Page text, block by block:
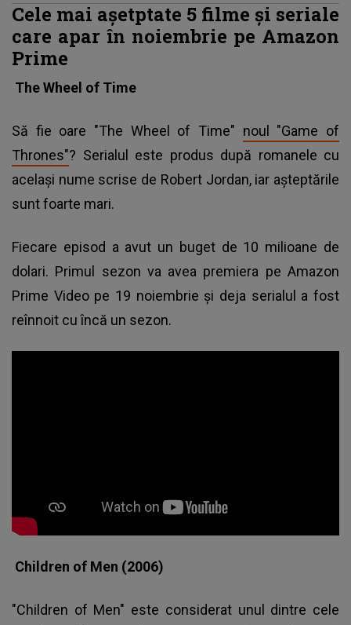
Cele mai aşetptate 5 filme şi seriale
care apar în noiembrie pe Amazon
Prime
The Wheel of Time
Să fie oare "The Wheel of Time" noul "Game of
Thrones"? Serialul este produs după romanele cu
acelaşi nume scrise de Robert Jordan, iar aşteptările
sunt foarte mari.
Fiecare episod a avut un buget de 10 milioane de
dolari. Primul sezon va avea premiera pe Amazon
Prime Video pe 19 noiembrie şi deja serialul a fost
reînnoit cu încă un sezon.
Children of Men (2006)
"Children of Men" este considerat unul dintre cele